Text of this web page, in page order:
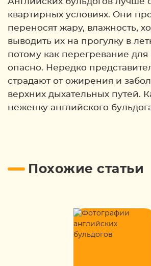
квартирных условиях. Они
переносят жару, влажность,
выводить их на прогулку в
потому как перегревание
опасно. Нередко
страдают от ожирения и
верхних дыхательных путей.
неженку английского
Похожие статьи